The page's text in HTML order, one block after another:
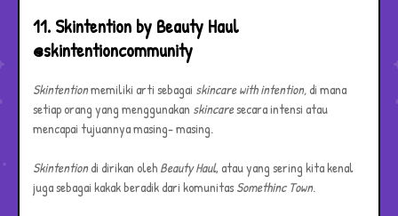
11. Skintention by Beauty Haul
@skintentioncommunity
Skintentionmemiliki arti sebagai skincare with intention,di mana
setiap orang yang menggunakan skincaresecara intensi atau
mencapai tujuannya masing- masing.
Skintentiondi dirikan olehBeautyHaul, atau yang sering kita kenal
juga sebagai kakak beradik dari komunitasSomethinc Town.